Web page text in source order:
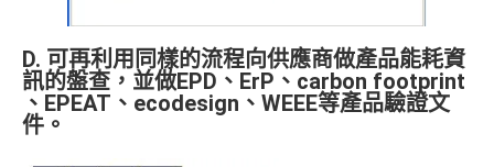
D. 可再利用同樣的流程向供應商做產品能耗資
訊的盤查，並做EPD、ErP、carbon footprint
、EPEAT、ecodesign、WEEE等產品驗證文
件。